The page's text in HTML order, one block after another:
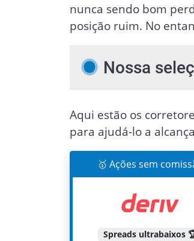
nunca sendo bom
posição ruim. No
Nossa
Aqui estão os
para ajudá-lo a
🥇 Ações sem
Spreads ultrabaixos